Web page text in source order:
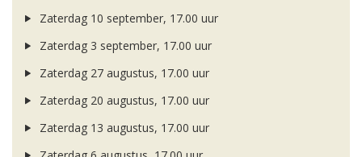
Zaterdag 10 september, 17.00 uur
Zaterdag 3 september, 17.00 uur
Zaterdag 27 augustus, 17.00 uur
Zaterdag 20 augustus, 17.00 uur
Zaterdag 13 augustus, 17.00 uur